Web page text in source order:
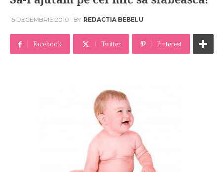
15 DECEMBRIE 2010 BY REDACTIA BEBELU
Facebook Twitter Pinterest